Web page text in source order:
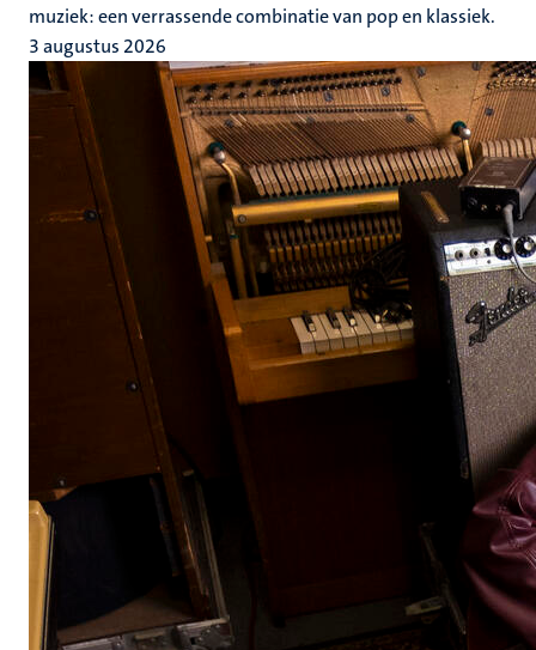
muziek: een verrassende combinatie van pop en klassiek.
3 augustus 2026